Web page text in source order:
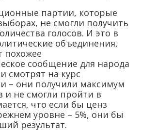
партии, которые
не смогли получить
голосов. И это в
объединения,
похожее
сообщение для народа
смотрят на курс
– они получили максимум
и не смогли пройти в
что если бы ценз
уровне – 5%, они бы
результат.